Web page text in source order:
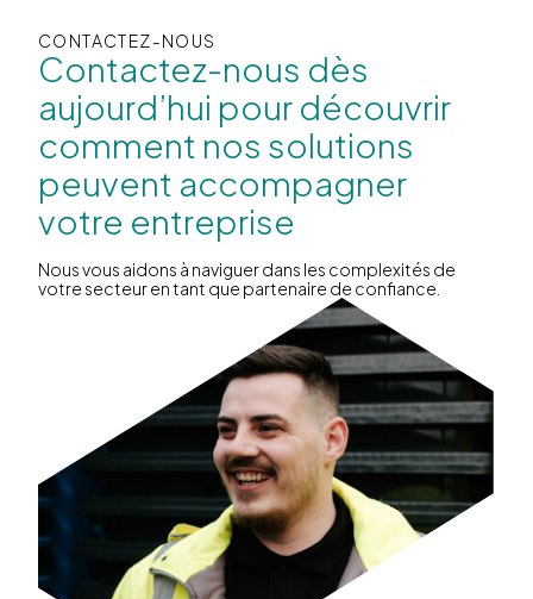
CONTACTEZ-NOUS
Contactez-nous dès
aujourd’hui pour découvrir
comment nos solutions
peuvent accompagner
votre entreprise
Nous vous aidons à naviguer dans les complexités de
votre secteur en tant que partenaire de confiance.